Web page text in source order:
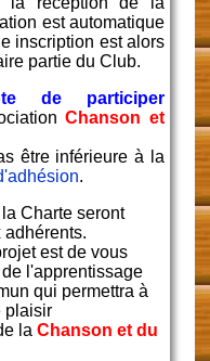
est automatique
inscription est alors
partie du Club.
de participer
Chanson et
être inférieure à la
.
Charte seront
est de vous
l'apprentissage
qui permettra à
plaisir
la Chanson et du